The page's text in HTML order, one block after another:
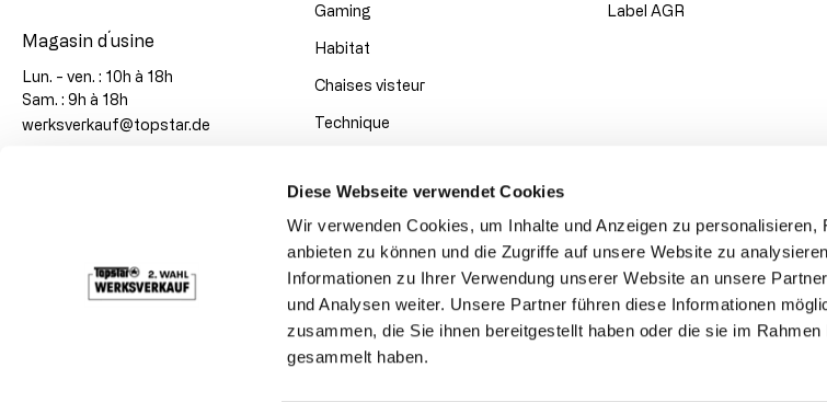
Diese Webseite verwendet Cookies
Wir verwenden Cookies, um Inhalte und Anzeigen zu personalisieren,
anbieten zu können und die Zugriffe auf unsere Website zu
Informationen zu Ihrer Verwendung unserer Website an unsere
und Analysen weiter. Unsere Partner führen diese Informationen
zusammen, die Sie ihnen bereitgestellt haben oder die sie im
gesammelt haben.
Magasin d´usine
Lun. - ven. : 10h à 18h
Sam. : 9h à 18h
werksverkauf@topstar.de
Gaming
Habitat
Chaises visteur
Technique
Grandes quantités
Label AGR